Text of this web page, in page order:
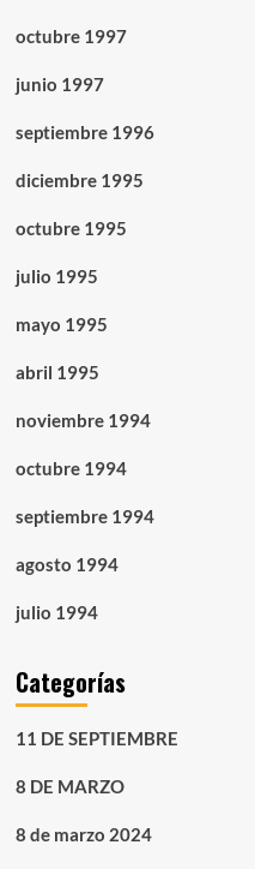
octubre 1997
junio 1997
septiembre 1996
diciembre 1995
octubre 1995
julio 1995
mayo 1995
abril 1995
noviembre 1994
octubre 1994
septiembre 1994
agosto 1994
julio 1994
Categorías
11 DE SEPTIEMBRE
8 DE MARZO
8 de marzo 2024